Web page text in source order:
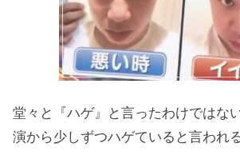
堂々と『ハゲ』と言ったわけではな
演から少しずつハゲていると言われ